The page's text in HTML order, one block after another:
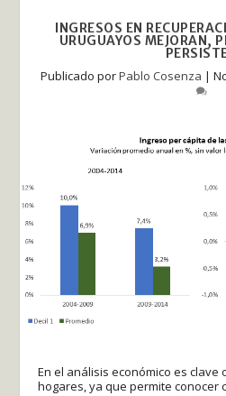
INGRESOS EN
URUGUAYOS MEJORAN,
Publicado porPablo Cosenza |
En el análisis económico es
hogares, ya que permite conocer